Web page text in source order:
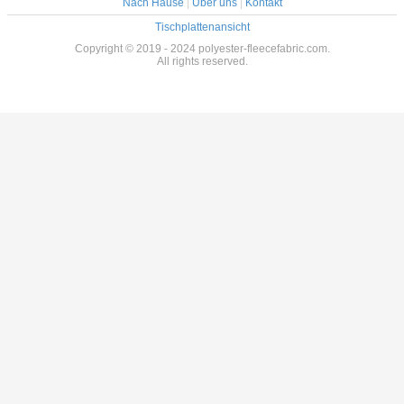
Nach Hause Über uns|
Kontakt
Tischplattenansicht
Copyright © 2019 - 2024 polyester-fleecefabric.com.
All rights reserved.